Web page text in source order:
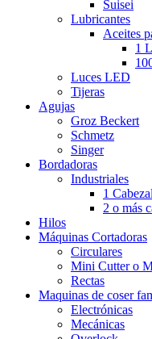
Suisei
Lubricantes
Aceites
1
Luces LED
Tijeras
Agujas
Groz Beckert
Schmetz
Singer
Bordadoras
Industriales
1 Cabezal
2 o más
Hilos
Máquinas Cortadoras
Circulares
Mini Cutter o
Rectas
Maquinas de coser
Electrónicas
Mecánicas